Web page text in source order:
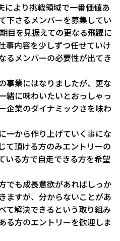
より挑戦領域で一番価値あ
下さるメンバーを募集してい
目を見据えての更なる飛躍に
事内容を少しずつ任せていけ
るメンバーの必要性が出てき
事業にはなりましたが、更な
緒に味わいたいとおっしゃっ
企業のダイナミックさを味わ
一から作り上げていく事にな
て頂ける方のみエントリーの
いる方で自走できる方を希望
でも成長意欲があればしっか
ますが、分からないことがあ
て解決できるという取り組み
る方のエントリーを歓迎しま